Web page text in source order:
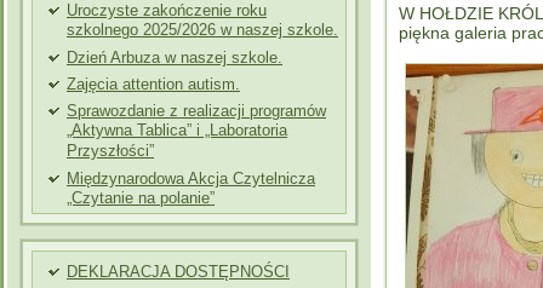
Uroczyste zakończenie roku
szkolnego 2025/2026 w naszej szkole.
Dzień Arbuza w naszej szkole.
Zajęcia attention autism.
Sprawozdanie z realizacji programów
„Aktywna Tablica” i „Laboratoria
Przyszłości”
Międzynarodowa Akcja Czytelnicza
„Czytanie na polanie”
DEKLARACJA DOSTĘPNOŚCI
W HOŁDZIE
piękna galeria